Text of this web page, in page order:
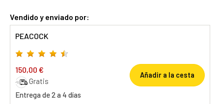
Vendido y enviado por:
PEACOCK
150,00 €
Gratis
Entrega de 2 a 4 días
Añadir a la cesta